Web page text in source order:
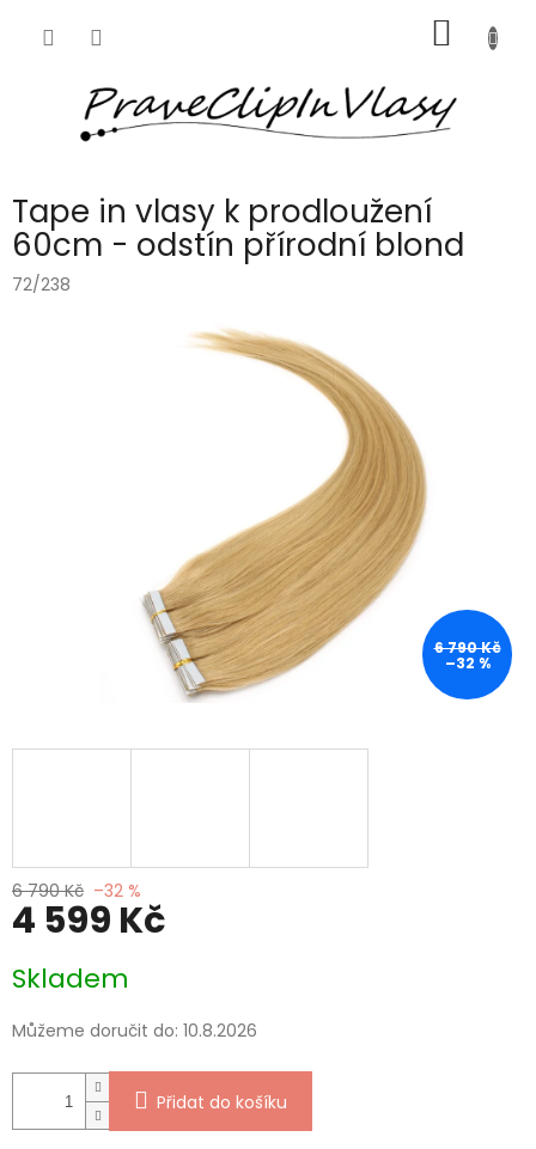
KOŠÍK
Tape in vlasy k prodloužení
60cm - odstín přírodní blond
72/238
6 790 Kč
–32 %
6 790 Kč –32 %
4 599 Kč
cena:
Skladem
Můžeme doručit do: 10.8.2026
Přidat do košíku